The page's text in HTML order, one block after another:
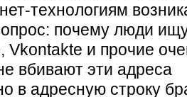
технологиям
почему люди
Vkontakte и прочие
вбивают эти адреса
в адресную строку